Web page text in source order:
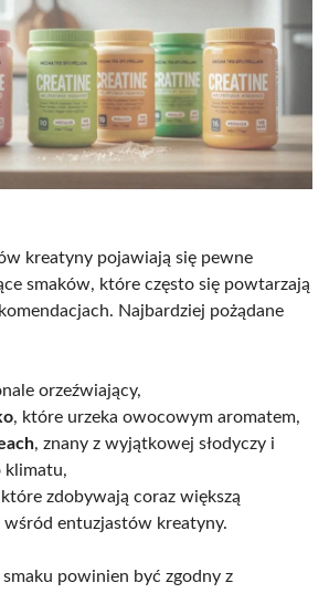
kreatyny pojawiają się pewne
smaków, które często się powtarzają
Najbardziej pożądane
orzeźwiający,
, które urzeka owocowym aromatem,
, znany z wyjątkowej słodyczy i
klimatu,
które zdobywają coraz większą
wśród entuzjastów kreatyny.
powinien być zgodny z